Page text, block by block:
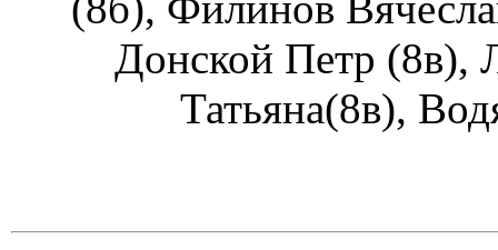
Донской Петр (8в),
Татьяна(8в),